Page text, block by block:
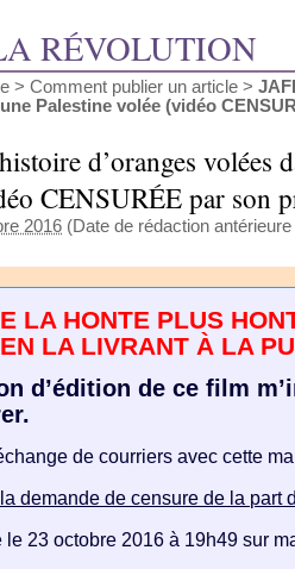
RÉVOLUTION
> Comment publier un article >
Palestine volée (vidéo
d’oranges volées
CENSURÉE par son
2016 (Date de rédaction
LA HONTE PLUS
EN LA LIVRANT À LA
d’édition de ce film
de courriers avec cette
demande de censure de la part
le 23 octobre 2016 à 19h49 sur